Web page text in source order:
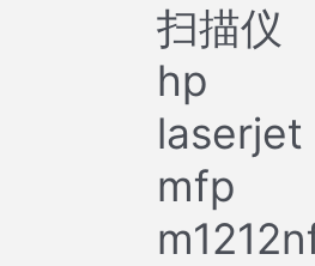
扫描仪
hp
laserjet
mfp